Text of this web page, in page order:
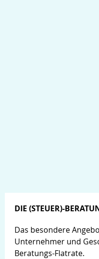
DIE (STEUER)-
Das besondere
Unternehmer und
Beratungs-Flatrate.